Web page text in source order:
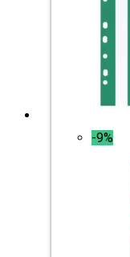
-9%